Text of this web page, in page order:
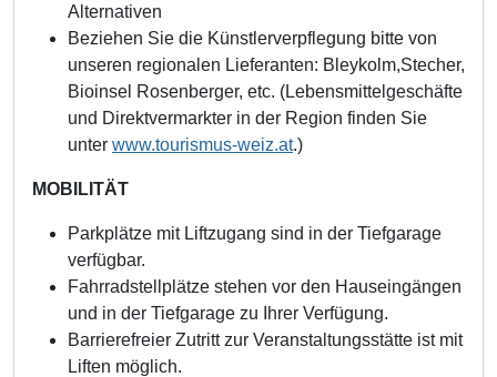
Alternativen
Beziehen Sie die Künstlerverpflegung bitte von
unseren regionalen Lieferanten: Bleykolm,Stecher,
Bioinsel Rosenberger, etc. (Lebensmittelgeschäfte
und Direktvermarkter in der Region finden Sie
unter www.tourismus-weiz.at.)
MOBILITÄT
Parkplätze mit Liftzugang sind in der Tiefgarage
verfügbar.
Fahrradstellplätze stehen vor den Hauseingängen
und in der Tiefgarage zu Ihrer Verfügung.
Barrierefreier Zutritt zur Veranstaltungsstätte ist mit
Liften möglich.